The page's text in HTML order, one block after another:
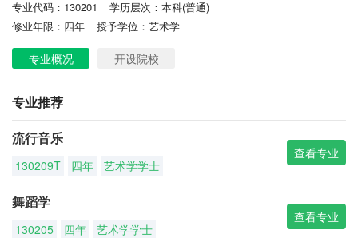
专业代码：130201
学历层次：本科(普通)
修业年限：四年
授予学位：艺术学
专业概况 开设院校
专业推荐
流行音乐
130209T 四年 艺术学学士
查看专业
舞蹈学
130205 四年 艺术学学士
查看专业